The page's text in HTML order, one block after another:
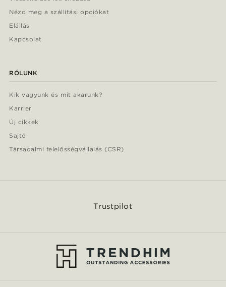
Nézd meg a szállítási opciókat
Elállás
Kapcsolat
RÓLUNK
Kik vagyunk és mit akarunk?
Karrier
Új cikkek
Sajtó
Társadalmi felelősségvállalás (CSR)
Trustpilot